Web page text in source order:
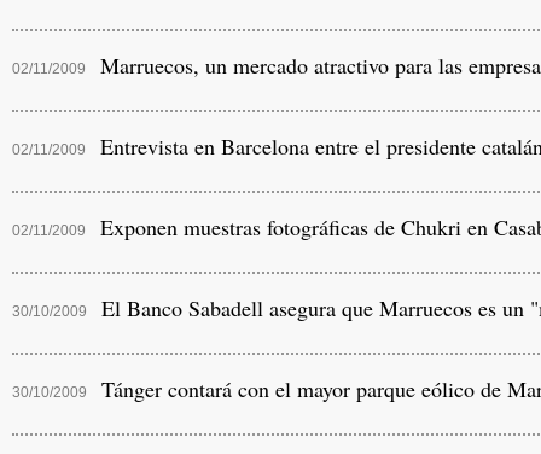
02/11/2009 Marruecos, un mercado atractivo para las
02/11/2009 Entrevista en Barcelona entre el presidente
02/11/2009 Exponen muestras fotográficas de Chukri en
30/10/2009 El Banco Sabadell asegura que Marruecos es un
30/10/2009 Tánger contará con el mayor parque eólico de